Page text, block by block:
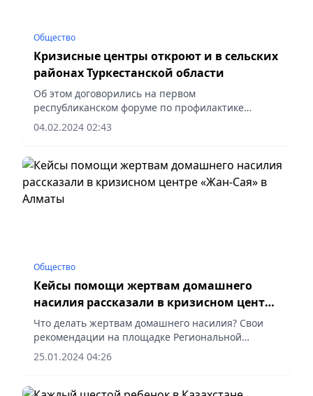
Общество
Кризисные центры откроют и в сельских
районах Туркестанской области
Об этом договорились на первом
республиканском форуме по профилактике
бытового насилия, который состоялся в
Туркестане.
04.02.2024 02:43
Общество
Кейсы помощи жертвам домашнего
насилия рассказали в кризисном центре
«Жан-Сая» в Алматы
Что делать жертвам домашнего насилия? Свои
рекомендации на площадке Региональной
службы коммуникаций дали представители
кризисного центра города Алматы.
25.01.2024 04:26